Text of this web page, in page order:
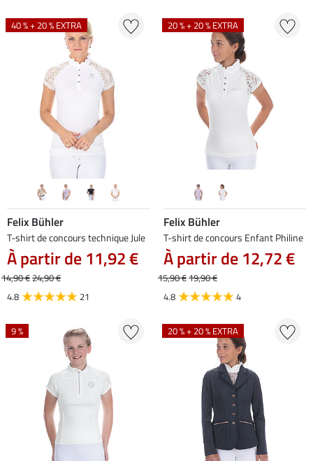
40 % + 20 % EXTRA
Felix Bühler
T-shirt de concours technique Jule
À partir de 11,92 €
14,90 €24,90 €
4.8
21
20 % + 20 % EXTRA
Felix Bühler
T-shirt de concours Enfant Philine
À partir de 12,72 €
15,90 €19,90 €
4.8
4
9 % 20 % + 20 % EXTRA